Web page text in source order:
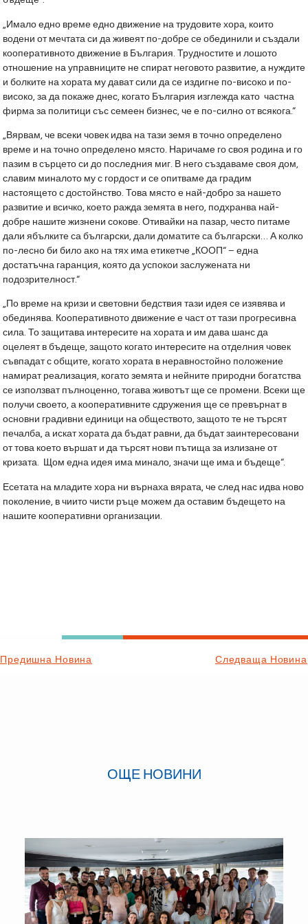
„Имало едно време едно движение на трудовите хора, които
водени от мечтата си да живеят по-добре се обединили и създали
кооперативното движение в България. Трудностите и лошото
отношение на управниците не спират неговото развитие, а нуждите
и болките на хората му дават сили да се издигне по-високо и по-
високо, за да покаже днес, когато България изглежда като частна
фирма за политици със семеен бизнес, че е по-силно от всякога.“
„Вярвам, че всеки човек идва на тази земя в точно определено
време и на точно определено място. Наричаме го своя родина и го
пазим в сърцето си до последния миг. В него създаваме своя дом,
славим миналото му с гордост и се опитваме да градим
настоящето с достойнство. Това място е най-добро за нашето
развитие и всичко, което ражда земята в него, подхранва най-
добре нашите жизнени сокове. Отивайки на пазар, често питаме
дали ябълките са български, дали доматите са български… А колко
по-лесно би било ако на тях има етикетче „КООП“ – една
достатъчна гаранция, която да успокои заслужената ни
подозрителност.“
„По време на кризи и световни бедствия тази идея се изявява и
обединява. Кооперативното движение е част от тази прогресивна
сила. То защитава интересите на хората и им дава шанс да
оцелеят в бъдеще, защото когато интересите на отделния човек
съвпадат с общите, когато хората в неравностойно положение
намират реализация, когато земята и нейните природни богатства
се използват пълноценно, тогава животът ще се промени. Всеки ще
получи своето, а кооперативните сдружения ще се превърнат в
основни градивни единици на обществото, защото те не търсят
печалба, а искат хората да бъдат равни, да бъдат заинтересовани
от това което вършат и да търсят нови пътища за излизане от
кризата. Щом една идея има минало, значи ще има и бъдеще“.
Есетата на младите хора ни върнаха вярата, че след нас идва ново
поколение, в чиито чисти ръце можем да оставим бъдещето на
нашите кооперативни организации.
Предишна Новина Следваща Новина
ОЩЕ НОВИНИ